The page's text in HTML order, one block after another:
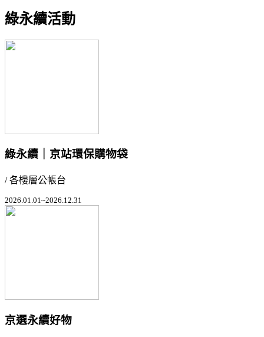
綠永續活動
綠永續｜京站環保購物袋
/ 各樓層公帳台
2026.01.01~2026.12.31
京選永續好物